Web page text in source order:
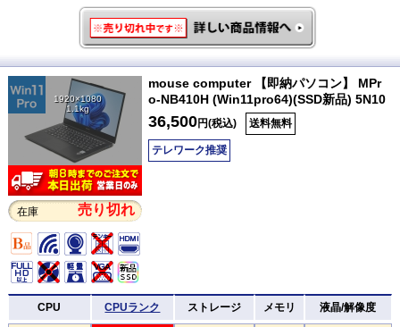
1920×1080
1.1kg
在庫 売り切れ
mouse computer 【即納パソコン】 MPr
o-NB410H (Win11pro64)(SSD新品) 5N10
36,500円(税込) 送料無料
テレワーク推奨
CPU CPUランク ストレージ メモリ 液晶/解像度